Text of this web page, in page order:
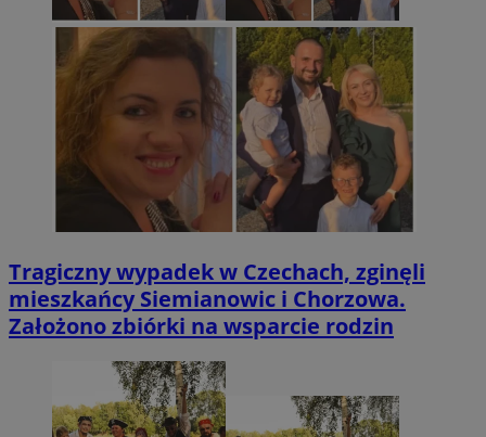
Tragiczny wypadek w Czechach, zginęli
mieszkańcy Siemianowic i Chorzowa.
Założono zbiórki na wsparcie rodzin